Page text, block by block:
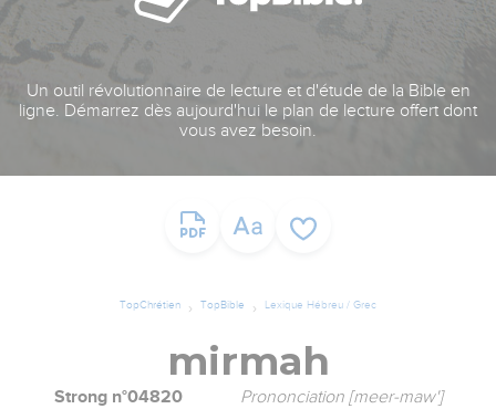
Un outil révolutionnaire de lecture et d'étude de la Bible en
ligne. Démarrez dès aujourd'hui le plan de lecture offert dont
vous avez besoin.
TopChrétien TopBible Lexique Hébreu / Grec
mirmah
Strong n°04820 Prononciation [meer-maw']